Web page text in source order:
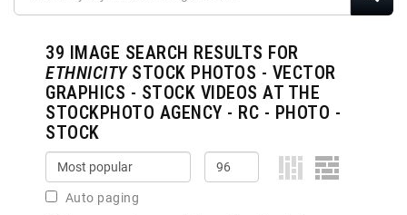
39 IMAGE SEARCH RESULTS FOR
ETHNICITYSTOCK PHOTOS - VECTOR
GRAPHICS - STOCK VIDEOS AT THE
STOCKPHOTO AGENCY - RC - PHOTO -
STOCK
Auto paging